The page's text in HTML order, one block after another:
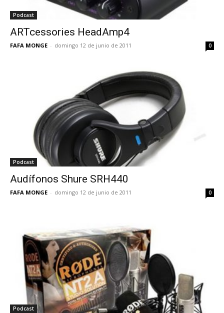
Podcast
ARTcessories HeadAmp4
FAFA MONGE - domingo 12 de junio de 2011 0
Podcast
Audífonos Shure SRH440
FAFA MONGE - domingo 12 de junio de 2011 0
Podcast